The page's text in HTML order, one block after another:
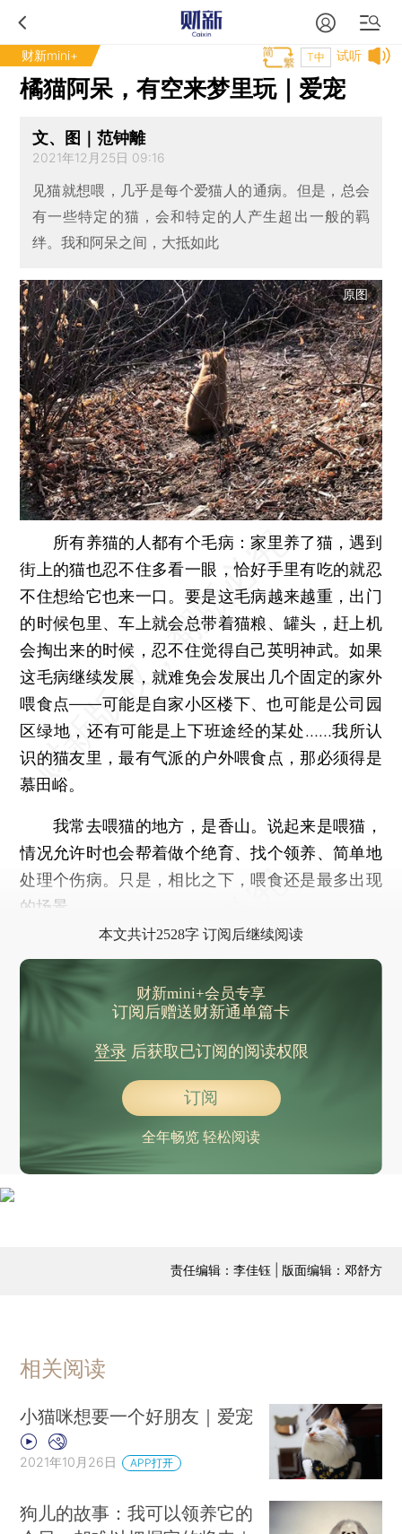
财新mini+ 试听
T中
橘猫阿呆，有空来梦里玩｜爱宠
文、图｜范钟離
2021年12月25日 09:16
见猫就想喂，几乎是每个爱猫人的通病。但是，总会
有一些特定的猫，会和特定的人产生超出一般的羁
绊。我和阿呆之间，大抵如此
原图
所有养猫的人都有个毛病：家里养了猫，遇到
街上的猫也忍不住多看一眼，恰好手里有吃的就忍
不住想给它也来一口。要是这毛病越来越重，出门
的时候包里、车上就会总带着猫粮、罐头，赶上机
会掏出来的时候，忍不住觉得自己英明神武。如果
这毛病继续发展，就难免会发展出几个固定的家外
喂食点——可能是自家小区楼下、也可能是公司园
区绿地，还有可能是上下班途经的某处……我所认
识的猫友里，最有气派的户外喂食点，那必须得是
慕田峪。
我常去喂猫的地方，是香山。说起来是喂猫，
情况允许时也会帮着做个绝育、找个领养、简单地
处理个伤病。只是，相比之下，喂食还是最多出现
的场景。
本文共计2528字 订阅后继续阅读
财新mini+会员专享
订阅后赠送财新通单篇卡
登录后获取已订阅的阅读权限
订阅
全年畅览 轻松阅读
责任编辑：李佳钰 | 版面编辑：邓舒方
相关阅读
小猫咪想要一个好朋友｜爱宠
2021年10月26日 APP打开
狗儿的故事：我可以领养它的